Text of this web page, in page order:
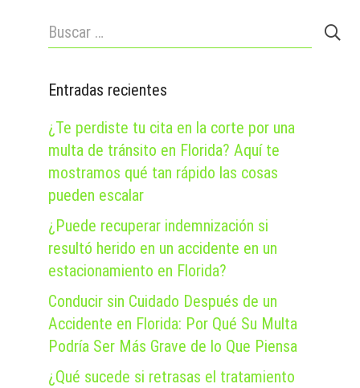
Buscar:
Entradas recientes
¿Te perdiste tu cita en la corte por una
multa de tránsito en Florida? Aquí te
mostramos qué tan rápido las cosas
pueden escalar
¿Puede recuperar indemnización si
resultó herido en un accidente en un
estacionamiento en Florida?
Conducir sin Cuidado Después de un
Accidente en Florida: Por Qué Su Multa
Podría Ser Más Grave de lo Que Piensa
¿Qué sucede si retrasas el tratamiento